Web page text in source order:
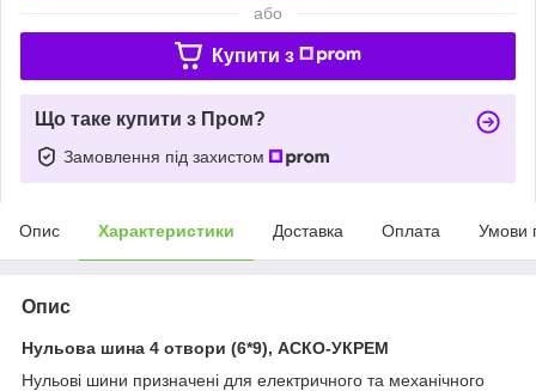
або
Купити з
Що таке купити з Пром?
Замовлення під захистом
Опис Характеристики Доставка Оплата Умови
Опис
Нульова шина 4 отвори (6*9), АСКО-УКРЕМ
Нульові шини призначені для електричного та механічного